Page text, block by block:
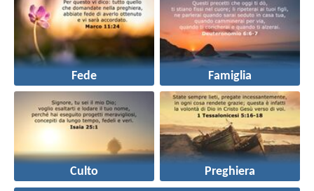
Fede Famiglia
Culto Preghiera